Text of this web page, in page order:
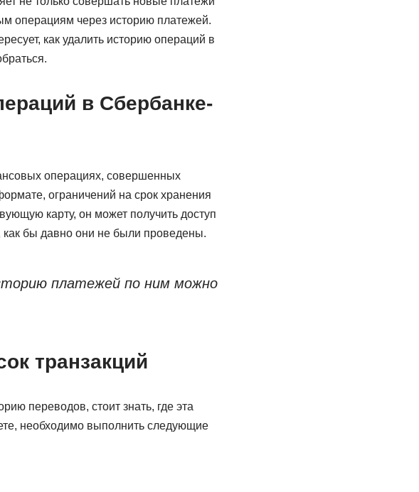
операциям через историю платежей.
как удалить историю операций в
в Сбербанке-
операциях, совершенных
ограничений на срок хранения
карту, он может получить доступ
бы давно они не были проведены.
платежей по ним можно
транзакций
переводов, стоит знать, где эта
необходимо выполнить следующие